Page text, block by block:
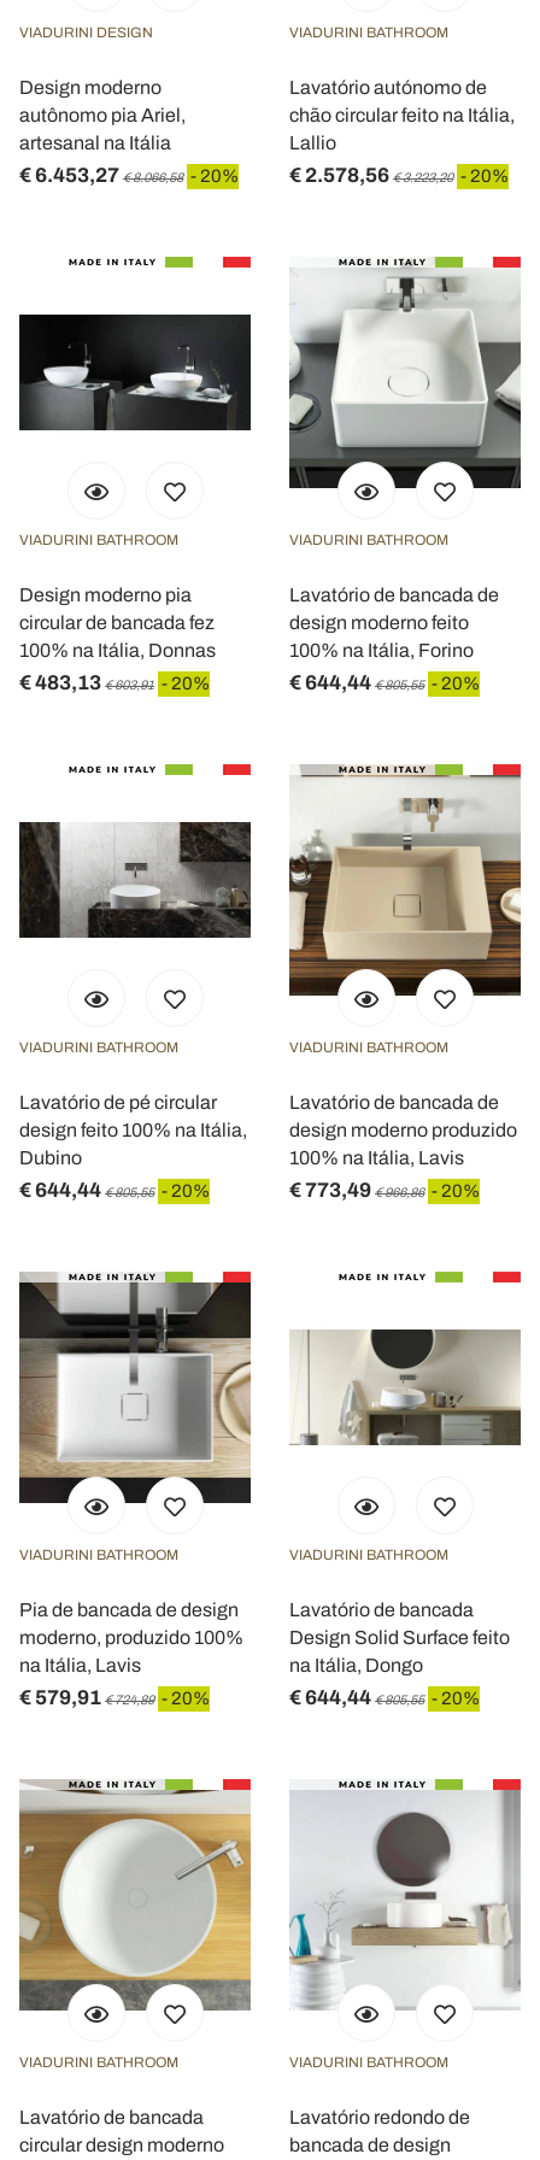
VIADURINI DESIGN
Design moderno
autônomo pia Ariel,
artesanal na Itália
€ 6.453,27 € 8.066,58 - 20%
VIADURINI BATHROOM
Lavatório autónomo de
chão circular feito na Itália,
Lallio
€ 2.578,56 € 3.223,20 - 20%
VIADURINI BATHROOM
Design moderno pia
circular de bancada fez
100% na Itália, Donnas
€ 483,13 € 603,91 - 20%
VIADURINI BATHROOM
Lavatório de bancada de
design moderno feito
100% na Itália, Forino
€ 644,44 € 805,55 - 20%
VIADURINI BATHROOM
Lavatório de pé circular
design feito 100% na Itália,
Dubino
€ 644,44 € 805,55 - 20%
VIADURINI BATHROOM
Lavatório de bancada de
design moderno produzido
100% na Itália, Lavis
€ 773,49 € 966,86 - 20%
VIADURINI BATHROOM
Pia de bancada de design
moderno, produzido 100%
na Itália, Lavis
€ 579,91 € 724,89 - 20%
VIADURINI BATHROOM
Lavatório de bancada
Design Solid Surface feito
na Itália, Dongo
€ 644,44 € 805,55 - 20%
VIADURINI BATHROOM
Lavatório de bancada
circular design moderno
VIADURINI BATHROOM
Lavatório redondo de
bancada de design